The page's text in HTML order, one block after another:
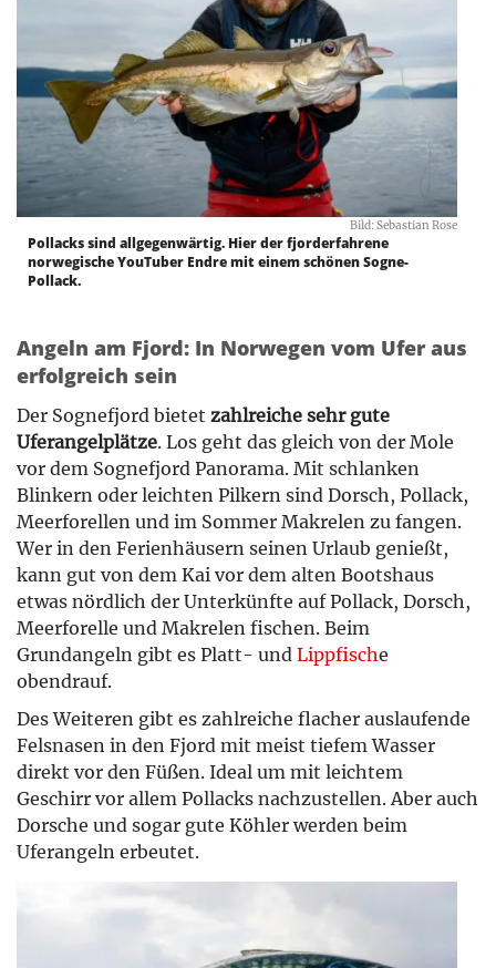
Bild: Sebastian Rose
Pollacks sind allgegenwärtig. Hier der fjorderfahrene
norwegische YouTuber Endre mit einem schönen Sogne-
Pollack.
Angeln am Fjord: In Norwegen vom Ufer aus
erfolgreich sein
Der Sognefjord bietet zahlreiche sehr gute
Uferangelplätze. Los geht das gleich von der Mole
vor dem Sognefjord Panorama. Mit schlanken
Blinkern oder leichten Pilkern sind Dorsch, Pollack,
Meerforellen und im Sommer Makrelen zu fangen.
Wer in den Ferienhäusern seinen Urlaub genießt,
kann gut von dem Kai vor dem alten Bootshaus
etwas nördlich der Unterkünfte auf Pollack, Dorsch,
Meerforelle und Makrelen fischen. Beim
Grundangeln gibt es Platt- und Lippfische
obendrauf.
Des Weiteren gibt es zahlreiche flacher auslaufende
Felsnasen in den Fjord mit meist tiefem Wasser
direkt vor den Füßen. Ideal um mit leichtem
Geschirr vor allem Pollacks nachzustellen. Aber auch
Dorsche und sogar gute Köhler werden beim
Uferangeln erbeutet.